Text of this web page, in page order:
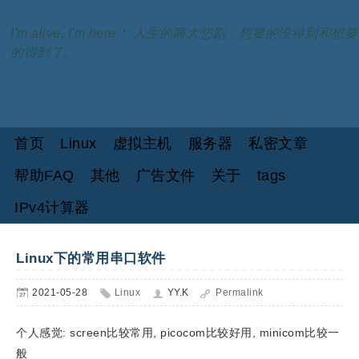
I'm alive, I'm here！ 人生的两大悲剧：想要的没得到和想要
的得到了。
首页 Linux 虚拟主机 服务器
私密文章
帮助FAQ
其他 广告文件 关于
tags
IPv4计算器
Linux下的常用串口软件
2021-05-28 Linux YY.K Permalink
个人感觉: screen比较常用, picocom比较好用, minicom比较一
般